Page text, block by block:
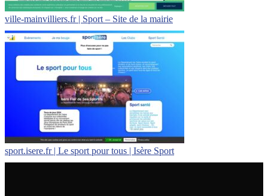
ville-mainvilliers.fr | Sport – Site de la mairie
sport.isere.fr | Le sport pour tous | Isère Sport